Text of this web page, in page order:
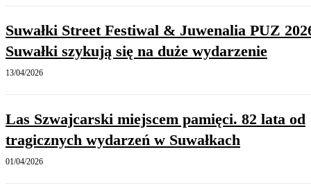
Suwałki Street Festiwal & Juwenalia PUZ
Suwałki szykują się na duże wydarzenie
13/04/2026
Las Szwajcarski miejscem pamięci. 82 lata od
tragicznych wydarzeń w Suwałkach
01/04/2026